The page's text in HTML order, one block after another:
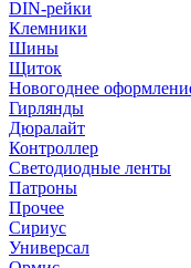
DIN-рейки
Клемники
Шины
Щиток
Новогоднее
Гирлянды
Дюралайт
Контроллер
Светодиодные ленты
Патроны
Прочее
Сириус
Универсал